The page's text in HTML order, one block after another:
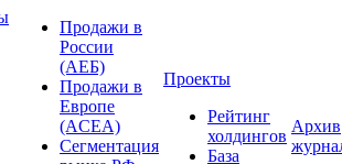
Продажи в
России
(АЕБ)
Продажи в
Европе
(ACEA)
Сегментация
Проекты
Рейтинг
холдингов
База
Архив